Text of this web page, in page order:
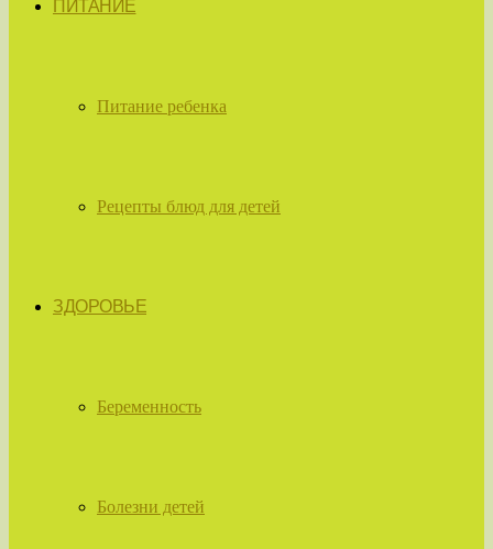
ПИТАНИЕ
Питание ребенка
Рецепты блюд для детей
ЗДОРОВЬЕ
Беременность
Болезни детей